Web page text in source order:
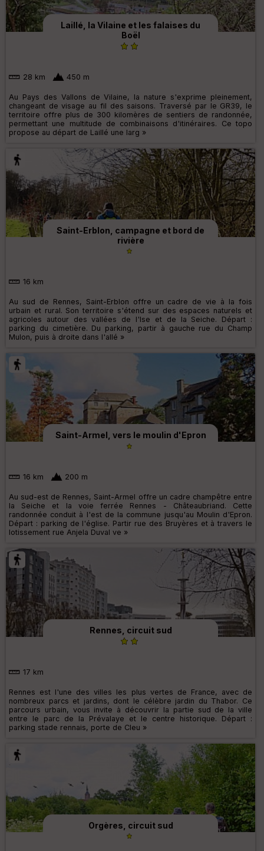
Laillé, la Vilaine et les falaises du
Boël
28 km 450 m
Au Pays des Vallons de Vilaine, la nature s'exprime pleinement,
changeant de visage au fil des saisons. Traversé par le GR39, le
territoire offre plus de 300 kilomères de sentiers de randonnée,
permettant une multitude de combinaisons d'itinéraires. Ce topo
propose au départ de Laillé une larg »
Saint-Erblon, campagne et bord de
rivière
16 km
Au sud de Rennes, Saint-Erblon offre un cadre de vie à la fois
urbain et rural. Son territoire s'étend sur des espaces naturels et
agricoles autour des vallées de l'Ise et de la Seiche. Départ :
parking du cimetière. Du parking, partir à gauche rue du Champ
Mulon, puis à droite dans l'allé »
Saint-Armel, vers le moulin d'Epron
16 km 200 m
Au sud-est de Rennes, Saint-Armel offre un cadre champêtre entre
la Seiche et la voie ferrée Rennes - Châteaubriand. Cette
randonnée conduit à l'est de la commune jusqu'au Moulin d'Epron.
Départ : parking de l'église. Partir rue des Bruyères et à travers le
lotissement rue Anjela Duval ve »
Rennes, circuit sud
17 km
Rennes est l'une des villes les plus vertes de France, avec de
nombreux parcs et jardins, dont le célèbre jardin du Thabor. Ce
parcours urbain, vous invite à découvrir la partie sud de la ville
entre le parc de la Prévalaye et le centre historique. Départ :
parking stade rennais, porte de Cleu »
Orgères, circuit sud